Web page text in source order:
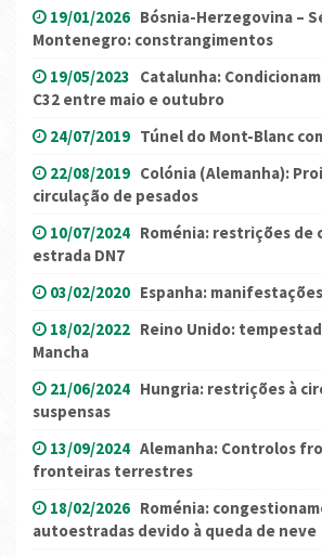
19/01/2026 Bósnia-Herzegovina –
Montenegro: constrangimentos
19/05/2023 Catalunha:
C32 entre maio e outubro
24/07/2019 Túnel do Mont-Blanc
22/08/2019 Colónia (Alemanha):
circulação de pesados
10/07/2024 Roménia: restrições de
estrada DN7
03/02/2020 Espanha:
18/02/2022 Reino Unido:
Mancha
21/06/2024 Hungria: restrições à
suspensas
13/09/2024 Alemanha: Controlos
fronteiras terrestres
18/02/2026 Roménia:
autoestradas devido à queda de neve